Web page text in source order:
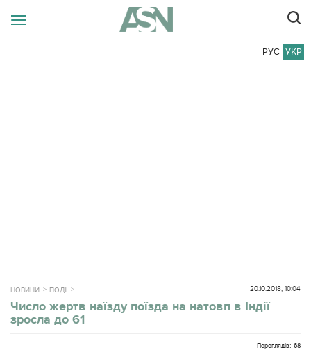
РУС УКР
НОВИНИ ПОДІЇ 20.10.2018, 10:04
Число жертв наїзду поїзда на натовп в Індії
зросла до 61
Переглядів: 68